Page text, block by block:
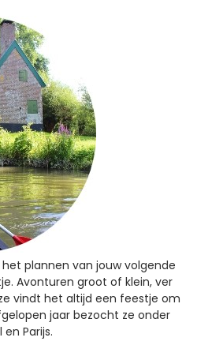
plannen van jouw volgende
Avonturen groot of klein, ver
vindt het altijd een feestje om
jaar bezocht ze onder
Parijs.